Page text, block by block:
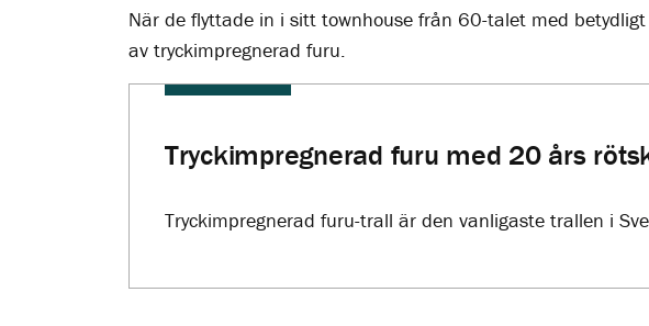
När de flyttade in i sitt townhouse från 60-talet med
av tryckimpregnerad furu.
Tryckimpregnerad furu med 20 års
Tryckimpregnerad furu-trall är den vanligaste trallen i